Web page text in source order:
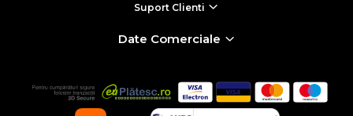
Suport Clienti
Date Comerciale